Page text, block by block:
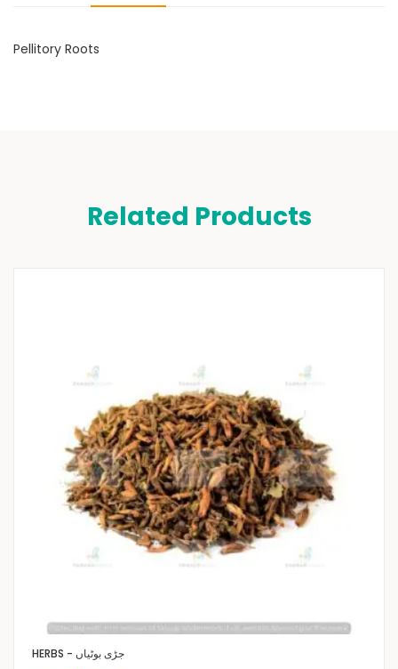
Pellitory Roots
Related Products
HERBS - جڑی بوٹیاں